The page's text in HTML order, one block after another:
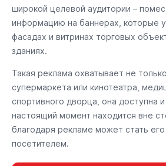
широкой целевой аудитории –
информацию на баннерах, которые
фасадах и витринах торговых
зданиях.
Такая реклама охватывает не
супермаркета или кинотеатра,
спортивного дворца, она доступна
настоящий момент находится вне
благодаря рекламе может стать
посетителем.